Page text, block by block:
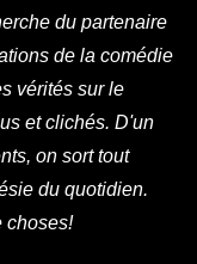
du partenaire
de la comédie
vérités sur le
et clichés. D'un
on sort tout
du quotidien.
choses!